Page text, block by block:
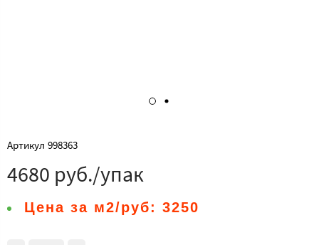
Артикул 998363
4680 руб./упак
Цена за м2/руб: 3250